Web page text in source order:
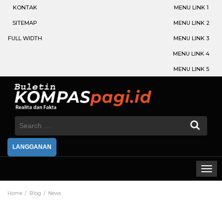
KONTAK
SITEMAP
FULL WIDTH
MENU LINK 1
MENU LINK 2
MENU LINK 3
MENU LINK 4
MENU LINK 5
Search
LANGGANAN
Home Blog News